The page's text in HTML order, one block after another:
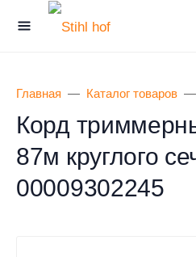
Главная Каталог товаров
Корд
87м круглого
00009302245